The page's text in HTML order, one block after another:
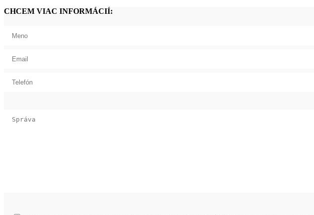
CHCEM VIAC INFORMÁCIÍ: